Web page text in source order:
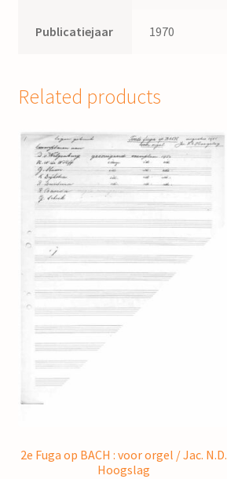
Publicatiejaar 1970
Related products
2e Fuga op BACH : voor orgel / Jac. N.D.
Hoogslag